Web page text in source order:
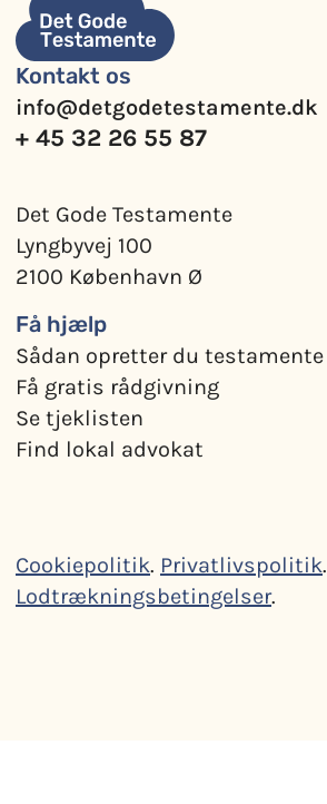
Kontakt os
info@detgodetestamente.dk
+ 45 32 26 55 87
Det Gode Testamente
Lyngbyvej 100
2100 København Ø
Få hjælp
Sådan opretter du testamente
Få gratis rådgivning
Se tjeklisten
Find lokal advokat
Cookiepolitik. Privatlivspolitik.
Lodtrækningsbetingelser.